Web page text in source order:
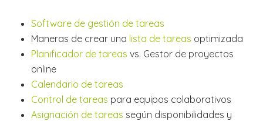
Software de gestión de tareas
Maneras de crear una lista de tareas optimizada
Planificador de tareas vs. Gestor de proyectos
online
Calendario de tareas
Control de tareas para equipos colaborativos
Asignación de tareas según disponibilidades y